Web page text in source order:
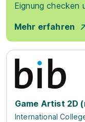
Eignung checken
Mehr erfahren
Game Artist 2D
International